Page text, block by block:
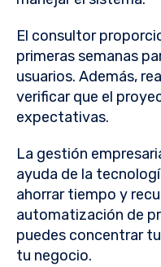
El consultor
primeras semanas
usuarios. Además,
verificar que el
expectativas.
La gestión
ayuda de la
ahorrar tiempo y
automatización de
puedes concentrar
tu negocio.